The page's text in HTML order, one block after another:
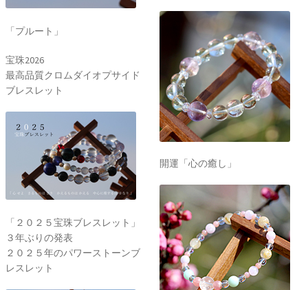
「プルート」
宝珠2026
最高品質クロムダイオプサイド
ブレスレット
「２０２５宝珠ブレスレット」
３年ぶりの発表
２０２５年のパワーストーンブ
レスレット
開運「心の癒し」